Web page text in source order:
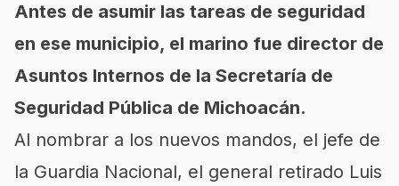
Antes de asumir las tareas de seguridad
en ese municipio, el marino fue director de
Asuntos Internos de la Secretaría de
Seguridad Pública de Michoacán.
Al nombrar a los nuevos mandos, el jefe de
la Guardia Nacional, el general retirado Luis